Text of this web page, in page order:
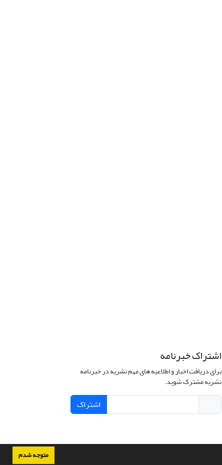
متوجه شدم
اشتراک خبرنامه
برای دریافت اخبار و اطلاعیه های مهم نشریه در خبرنامه
نشریه مشترک شوید.
اشتراک